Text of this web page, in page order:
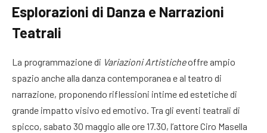
Esplorazioni di Danza e Narrazioni
Teatrali
La programmazione di Variazioni Artisticheoffre ampio
spazio anche alla danza contemporanea e al teatro di
narrazione, proponendo riflessioni intime ed estetiche di
grande impatto visivo ed emotivo. Tra gli eventi teatrali di
spicco, sabato 30 maggio alle ore 17.30, l’attore Ciro Masella